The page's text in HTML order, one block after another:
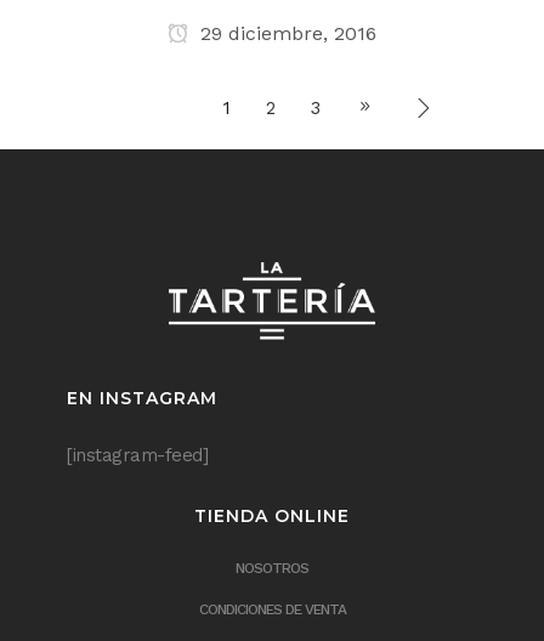
29 diciembre, 2016
1 2 3
EN INSTAGRAM
[instagram-feed]
TIENDA ONLINE
NOSOTROS
CONDICIONES DE VENTA